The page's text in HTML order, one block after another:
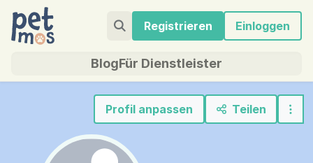
Registrieren Einloggen
BlogFür Dienstleister
Profil anpassen Teilen